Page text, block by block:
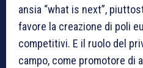
ansia “what is next”,
favore la creazione di poli
competitivi. E il ruolo del
campo, come promotore di